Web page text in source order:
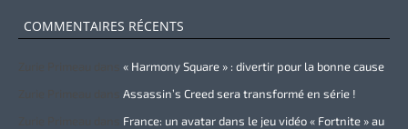
COMMENTAIRES RÉCENTS
« Harmony Square » : divertir pour la bonne cause
Assassin’s Creed sera transformé en série !
France: un avatar dans le jeu vidéo « Fortnite » au